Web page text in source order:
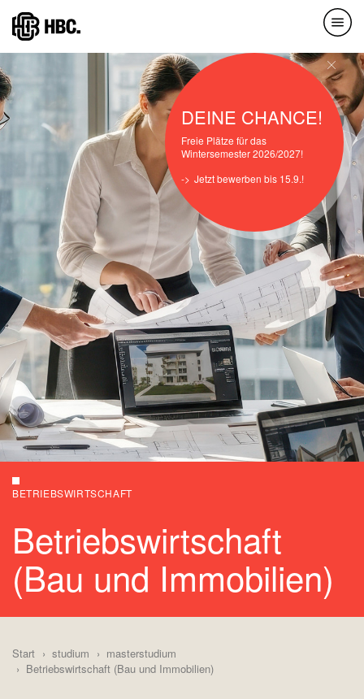
Direkt
zum
Inhalt
BETRIEBSWIRTSCHAFT
Betriebswirtschaft
(Bau und Immobilien)
Start studium
masterstudium
Betriebswirtschaft (Bau und Immobilien)
DEINE CHANCE!
Freie Plätze für das
Wintersemester 2026/2027!
Jetzt bewerben bis 15.9.!